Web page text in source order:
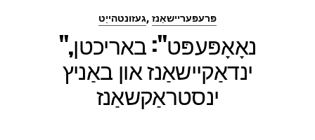
געזונטהייַט, פּרעפּעריישאַנז
"נאָאָפּעפּט": באריכטן,
ינדאַקיישאַנז און באַניץ
ינסטראַקשאַנז